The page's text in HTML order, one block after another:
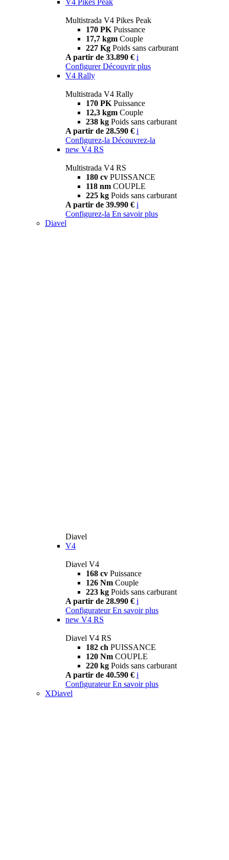
Multistrada V4 Pikes Peak
170 PK Puissance
17,7 kgm Couple
227 Kg Poids sans carburant
A partir de 33.890 € i
Configurer Découvrir plus
V4 Rally
Multistrada V4 Rally
170 PK Puissance
12,3 kgm Couple
238 kg Poids sans carburant
A partir de 28.590 € i
Configurez-la Découvrez-la
new V4 RS
Multistrada V4 RS
180 cv PUISSANCE
118 nm COUPLE
225 kg Poids sans carburant
A partir de 39.990 € i
Configurez-la En savoir plus
Diavel
Diavel
V4
Diavel V4
168 cv Puissance
126 Nm Couple
223 kg Poids sans carburant
A partir de 28.990 € i
Configurateur En savoir plus
new V4 RS
Diavel V4 RS
182 ch PUISSANCE
120 Nm COUPLE
220 kg Poids sans carburant
A partir de 40.590 € i
Configurateur En savoir plus
XDiavel